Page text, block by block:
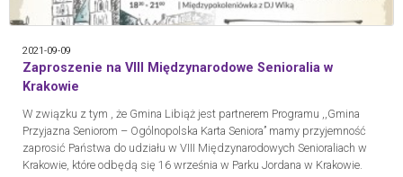
2021-09-09
Zaproszenie na VIII Międzynarodowe Senioralia w
Krakowie
W związku z tym , że Gmina Libiąż jest partnerem Programu ,,Gmina
Przyjazna Seniorom – Ogólnopolska Karta Seniora’’ mamy przyjemność
zaprosić Państwa do udziału w VIII Międzynarodowych Senioraliach w
Krakowie, które odbędą się 16 września w Parku Jordana w Krakowie.